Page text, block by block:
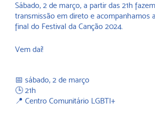
Sábado, 2 de março, a partir das 21h
transmissão em direto e acompanhamos
final do Festival da Canção 2024.
Vem daí!
📅 sábado, 2 de março
🕒 21h
📍 Centro Comunitário LGBTI+